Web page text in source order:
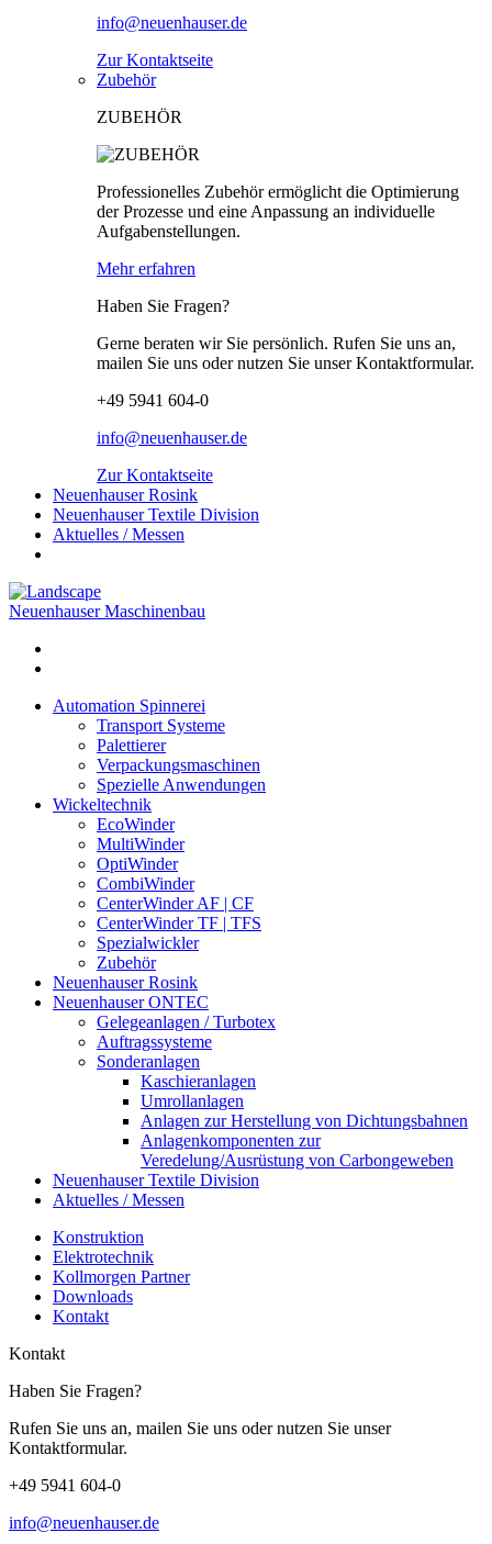
info@neuenhauser.de
Zur Kontaktseite
Zubehör
ZUBEHÖR
Professionelles Zubehör ermöglicht die Optimierung
der Prozesse und eine Anpassung an individuelle
Aufgabenstellungen.
Mehr erfahren
Haben Sie Fragen?
Gerne beraten wir Sie persönlich. Rufen Sie uns an,
mailen Sie uns oder nutzen Sie unser Kontaktformular.
+49 5941 604-0
info@neuenhauser.de
Zur Kontaktseite
Neuenhauser Rosink
Neuenhauser Textile Division
Aktuelles / Messen
Neuenhauser Maschinenbau
Automation Spinnerei
Transport Systeme
Palettierer
Verpackungsmaschinen
Spezielle Anwendungen
Wickeltechnik
EcoWinder
MultiWinder
OptiWinder
CombiWinder
CenterWinder AF | CF
CenterWinder TF | TFS
Spezialwickler
Zubehör
Neuenhauser Rosink
Neuenhauser ONTEC
Gelegeanlagen / Turbotex
Auftragssysteme
Sonderanlagen
Kaschieranlagen
Umrollanlagen
Anlagen zur Herstellung von Dichtungsbahnen
Anlagenkomponenten zur
Veredelung/Ausrüstung von Carbongeweben
Neuenhauser Textile Division
Aktuelles / Messen
Konstruktion
Elektrotechnik
Kollmorgen Partner
Downloads
Kontakt
Kontakt
Haben Sie Fragen?
Rufen Sie uns an, mailen Sie uns oder nutzen Sie unser
Kontaktformular.
+49 5941 604-0
info@neuenhauser.de